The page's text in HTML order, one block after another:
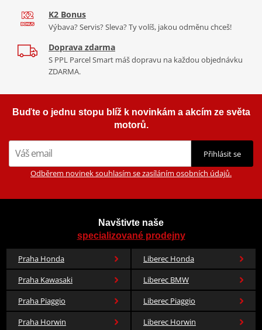
K2 Bonus
Výbava? Servis? Sleva? Ty volíš, jakou odměnu chceš!
Doprava zdarma
S PPL Parcel Smart máš dopravu na každou objednávku
ZDARMA.
Buďte o jednu stopu blíž k novinkám a akcím ze světa
motorů.
Přihlásit se
Odběrem novinek souhlasím se zasíláním osobních údajů.
Navštivte naše
specializované prodejny
Praha Honda
Liberec Honda
Praha Kawasaki
Liberec BMW
Praha Piaggio
Liberec Piaggio
Praha Horwin
Liberec Horwin